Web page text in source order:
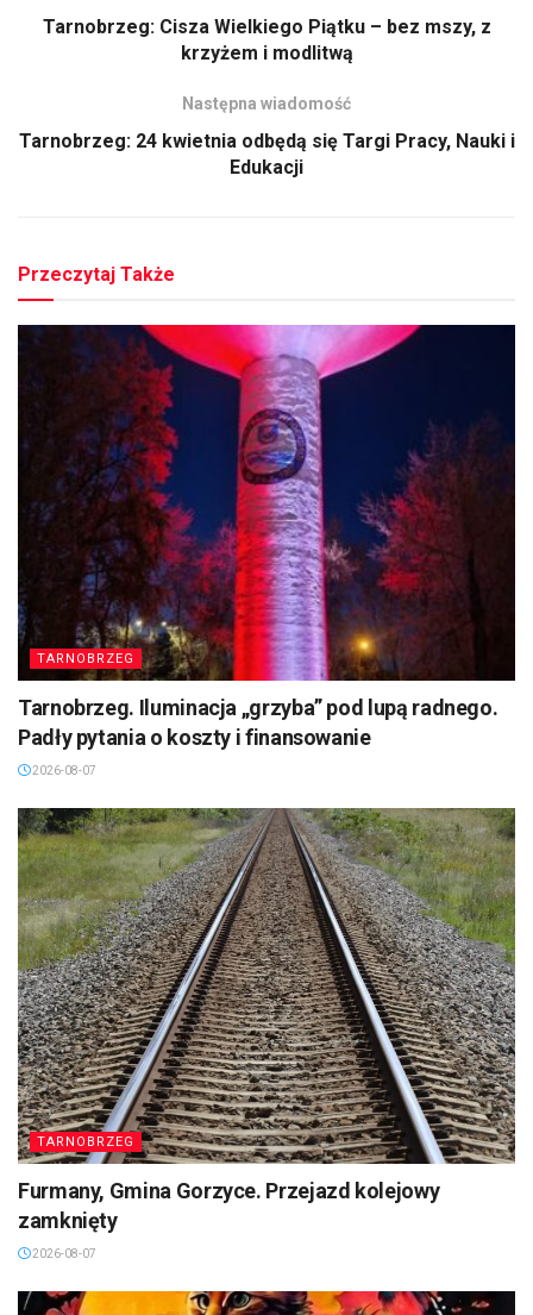
Tarnobrzeg: Cisza Wielkiego Piątku – bez mszy, z
krzyżem i modlitwą
Następna wiadomość
Tarnobrzeg: 24 kwietnia odbędą się Targi Pracy, Nauki i
Edukacji
Przeczytaj Także
TARNOBRZEG
Tarnobrzeg. Iluminacja „grzyba” pod lupą radnego.
Padły pytania o koszty i finansowanie
2026-08-07
TARNOBRZEG
Furmany, Gmina Gorzyce. Przejazd kolejowy
zamknięty
2026-08-07